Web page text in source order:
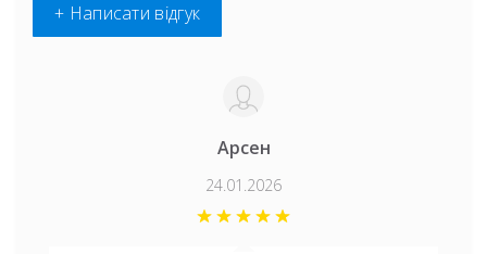
+ Написати відгук
Арсен
24.01.2026